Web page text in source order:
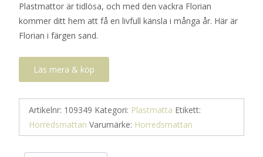
Plastmattor är tidlösa, och med den vackra Florian
kommer ditt hem att få en livfull känsla i många år. Här är
Florian i färgen sand.
Läs mera & köp
Artikelnr: 109349 Kategori: Plastmatta Etikett:
Horredsmattan Varumärke: Horredsmattan